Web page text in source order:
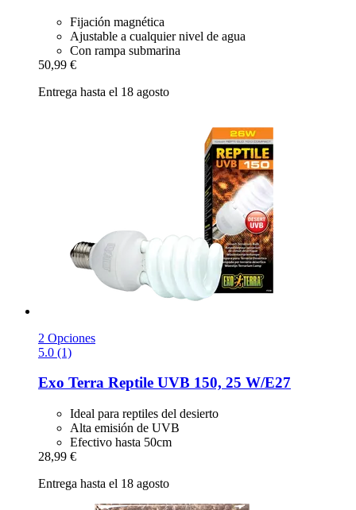
Fijación magnética
Ajustable a cualquier nivel de agua
Con rampa submarina
50,99 €
Entrega hasta el 18 agosto
2 Opciones
5.0 (1)
Exo Terra Reptile UVB 150, 25 W/E27
Ideal para reptiles del desierto
Alta emisión de UVB
Efectivo hasta 50cm
28,99 €
Entrega hasta el 18 agosto